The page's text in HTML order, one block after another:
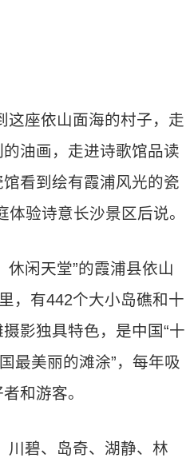
这座依山面海的村子，走
油画，走进诗歌馆品读
看到绘有霞浦风光的瓷
验诗意长沙景区后说。
休闲天堂”的霞浦县依山
，有442个大小岛礁和十
影独具特色，是中国“十
最美丽的滩涂”，每年吸
和游客。
川碧、岛奇、湖静、林